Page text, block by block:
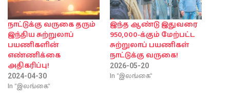
நாட்டுக்கு வருகை தரும்
இந்திய சுற்றுலாப்
பயணிகளின்
எண்ணிக்கை
அதிகரிப்பு!
2024-04-30
In "இலங்கை"
இந்த ஆண்டு இதுவரை
950,000-க்கும் மேற்பட்ட
சுற்றுலாப் பயணிகள்
நாட்டுக்கு வருகை!
2026-05-20
In "இலங்கை"